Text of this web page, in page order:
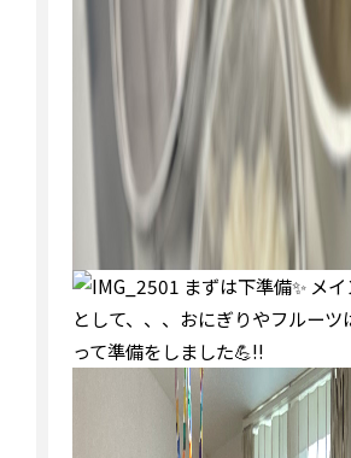
まずは下準備✨ メ
として、、、おにぎりやフルーツ
って準備をしました💪‼︎